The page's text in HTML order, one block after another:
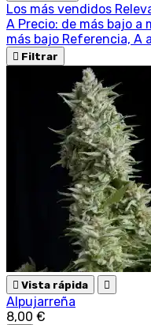
Los más vendidos
A Precio: de más bajo a
más bajo Referencia, A
 Filtrar
 Vista rápida 
Alpujarreña
8,00 €